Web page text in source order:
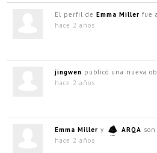
El perfil de Emma Miller fue
hace 2 años
jingwen publicó una nueva
hace 2 años
Emma Miller y ARQA
hace 2 años